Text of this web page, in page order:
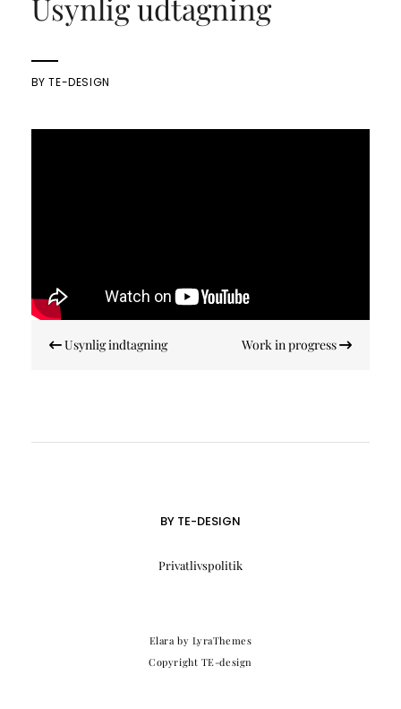
Usynlig udtagning
BYTE-DESIGN
Usynlig indtagning Work in progress
BY TE-DESIGN
Privatlivspolitik
Elaraby LyraThemes
Copyright TE-design